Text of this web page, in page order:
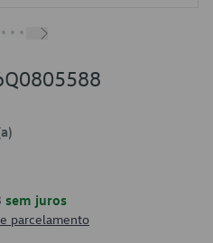
sem juros
parcelamento